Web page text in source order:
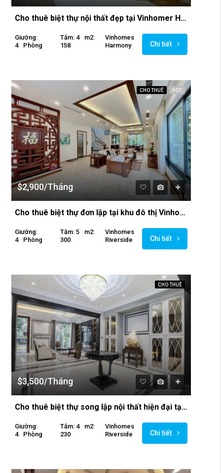
Cho thuê biệt thự nội thất đẹp tại Vinhomer Harmony
Giường:
4
Phòng
Tắm: 4
M2:
158
Vinhomes
Harmony
Chi tiết
CHO THUÊ HOT
$2,900/Tháng
Cho thuê biệt thự đơn lập tại khu đô thị Vinhomes Riverside
Giường:
4
Phòng
Tắm: 5
M2:
300
Vinhomes
Riverside
Chi tiết
CHO THUÊ
$3,500/Tháng
Cho thuê biệt thự song lập nội thất hiện đại tại Vinhomes Riverside
Giường:
4
Phòng
Tắm: 4
M2:
230
Vinhomes
Riverside
Chi tiết